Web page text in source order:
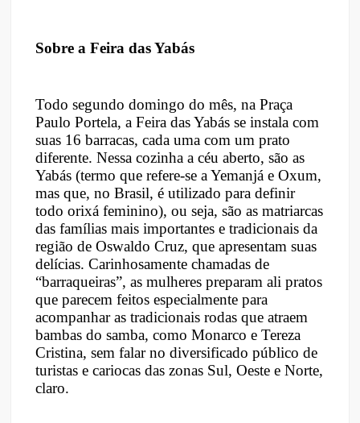
Sobre a Feira das Yabás
Todo segundo domingo do mês, na Praça
Paulo Portela, a Feira das Yabás se instala com
suas 16 barracas, cada uma com um prato
diferente. Nessa cozinha a céu aberto, são as
Yabás (termo que refere-se a Yemanjá e Oxum,
mas que, no Brasil, é utilizado para definir
todo orixá feminino), ou seja, são as matriarcas
das famílias mais importantes e tradicionais da
região de Oswaldo Cruz, que apresentam suas
delícias. Carinhosamente chamadas de
“barraqueiras”, as mulheres preparam ali pratos
que parecem feitos especialmente para
acompanhar as tradicionais rodas que atraem
bambas do samba, como Monarco e Tereza
Cristina, sem falar no diversificado público de
turistas e cariocas das zonas Sul, Oeste e Norte,
claro.